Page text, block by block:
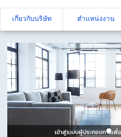
เกี่ยวกับบริษัท ตำแหน่งงาน